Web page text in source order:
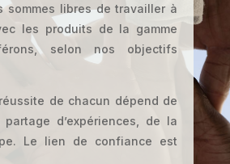
sommes libres de travailler à
les produits de la gamme
selon nos objectifs
de chacun dépend de
d’expériences, de la
Le lien de confiance est